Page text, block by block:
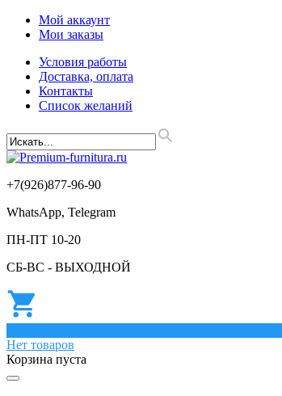
Мой аккаунт
Мои заказы
Условия работы
Доставка, оплата
Контакты
Список желаний
+7(926)877-96-90
WhatsApp, Telegram
ПН-ПТ 10-20
СБ-ВС - ВЫХОДНОЙ
Нет товаров
Корзина пуста